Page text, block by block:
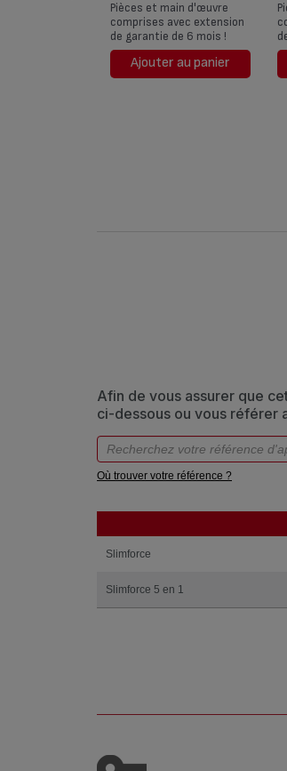
Pièces et main d'œuvre
comprises avec extension
de garantie de 6 mois !
Ajouter au panier
Afin de vous assurer que
ci-dessous ou vous référer
Où trouver votre référence ?
Slimforce
Slimforce 5 en 1